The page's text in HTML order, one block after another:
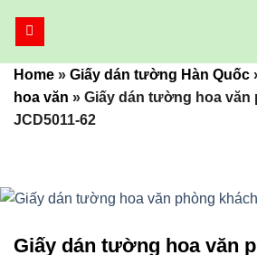
dungHome » Giấy dán tường Hàn Quốc
hoa văn » Giấy dán tường hoa văn
JCD5011-62
Giấy dán tường hoa văn